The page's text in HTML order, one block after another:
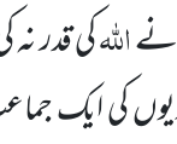
نےاللہکی قدر
کی ایک